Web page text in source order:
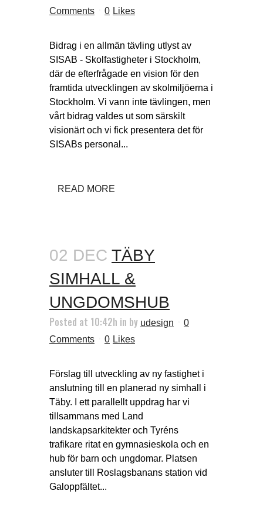
Comments 0 Likes
Bidrag i en allmän tävling utlyst av
SISAB - Skolfastigheter i Stockholm,
där de efterfrågade en vision för den
framtida utvecklingen av skolmiljöerna i
Stockholm. Vi vann inte tävlingen, men
vårt bidrag valdes ut som särskilt
visionärt och vi fick presentera det för
SISABs personal...
READ MORE
02 DEC TÄBY
SIMHALL &
UNGDOMSHUB
Posted at 10:42h in by udesign
0
Comments
0 Likes
Förslag till utveckling av ny fastighet i
anslutning till en planerad ny simhall i
Täby. I ett parallellt uppdrag har vi
tillsammans med Land
landskapsarkitekter och Tyréns
trafikare ritat en gymnasieskola och en
hub för barn och ungdomar. Platsen
ansluter till Roslagsbanans station vid
Galoppfältet...